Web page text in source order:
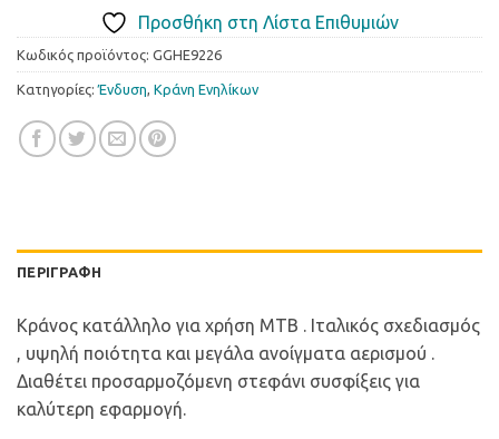
Προσθήκη στη Λίστα Επιθυμιών
Κωδικός προϊόντος: GGHE9226
Κατηγορίες:Ένδυση, Κράνη Ενηλίκων
ΠΕΡΙΓΡΑΦΉ
Κράνος κατάλληλο για χρήση ΜΤΒ . Ιταλικός σχεδιασμός
, υψηλή ποιότητα και μεγάλα ανοίγματα αερισμού .
Διαθέτει προσαρμοζόμενη στεφάνι συσφίξεις για
καλύτερη εφαρμογή.